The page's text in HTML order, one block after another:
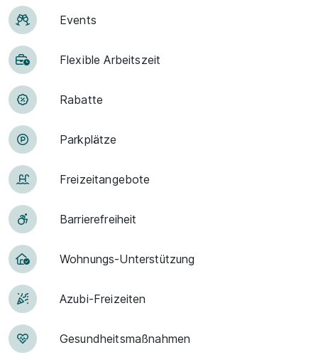
Events
Flexible Arbeitszeit
Rabatte
Park­plätze
Frei­zeit­an­ge­bo­te
Barriere­frei­heit
Woh­nungs-Un­ter­stüt­zung
Azubi-Frei­zei­ten
Ge­sund­heits­maß­nah­men